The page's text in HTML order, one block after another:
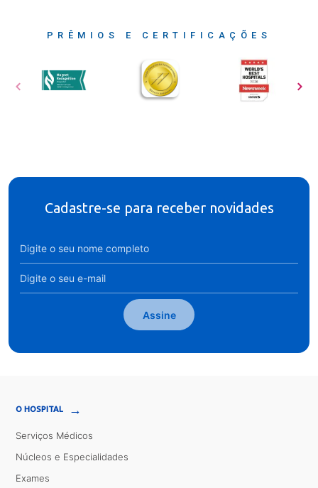
PRÊMIOS E CERTIFICAÇÕES
Cadastre-se para receber novidades
Assine
O HOSPITAL →
Serviços Médicos
Núcleos e Especialidades
Exames